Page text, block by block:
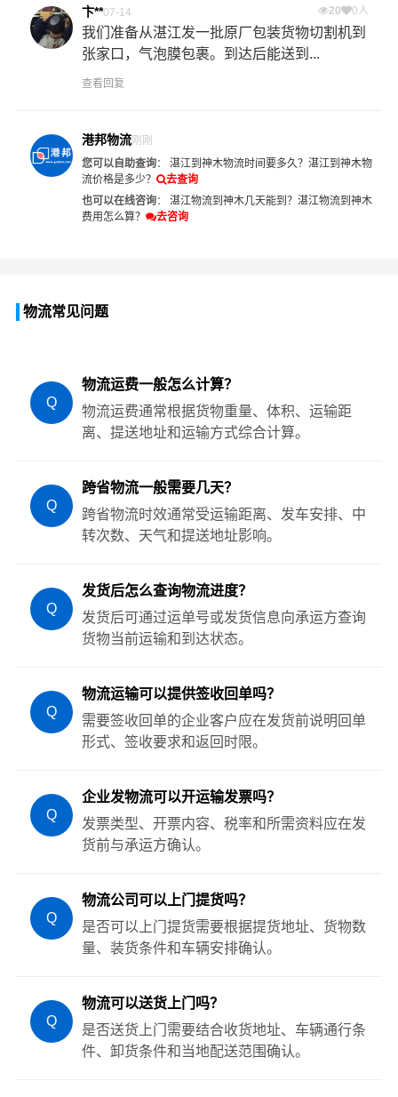
卞**07-14 20 0人
我们准备从湛江发一批原厂包装货物切割机到
张家口，气泡膜包裹。到达后能送到...
查看回复
港邦物流刚刚
您可以自助查询： 湛江到神木物流时间要多久？ 湛江到神木物
流价格是多少？
去查询
也可以在线咨询： 湛江物流到神木几天能到？ 湛江物流到神木
费用怎么算？
去咨询
物流常见问题
Q
物流运费一般怎么计算？
物流运费通常根据货物重量、体积、运输距
离、提送地址和运输方式综合计算。
Q
跨省物流一般需要几天？
跨省物流时效通常受运输距离、发车安排、中
转次数、天气和提送地址影响。
Q
发货后怎么查询物流进度？
发货后可通过运单号或发货信息向承运方查询
货物当前运输和到达状态。
Q
物流运输可以提供签收回单吗？
需要签收回单的企业客户应在发货前说明回单
形式、签收要求和返回时限。
Q
企业发物流可以开运输发票吗？
发票类型、开票内容、税率和所需资料应在发
货前与承运方确认。
Q
物流公司可以上门提货吗？
是否可以上门提货需要根据提货地址、货物数
量、装货条件和车辆安排确认。
Q
物流可以送货上门吗？
是否送货上门需要结合收货地址、车辆通行条
件、卸货条件和当地配送范围确认。